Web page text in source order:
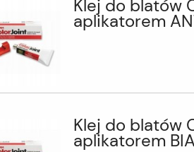
Klej do blatów
aplikatorem
Klej do blatów
aplikatorem